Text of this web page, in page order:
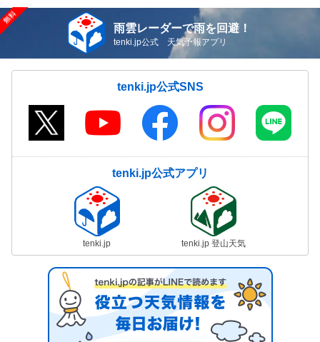
雨雲レーダーで雨を回避！
tenki.jp公式 天気予報アプリ
tenki.jp公式SNS
tenki.jp公式アプリ
tenki.jp tenki.jp 登山天気